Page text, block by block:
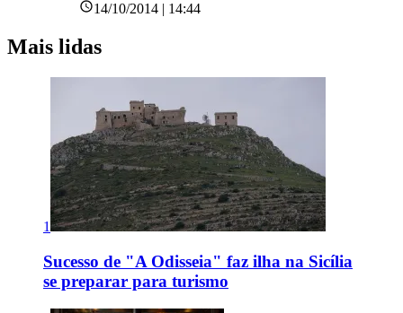
14/10/2014 | 14:44
Mais lidas
1
Sucesso de "A Odisseia" faz ilha na Sicília
se preparar para turismo